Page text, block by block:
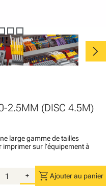
chevron_right
2.5MM (DISC 4.5M)
large gamme de tailles
sur l’équipement à
+ shopping_cart Ajouter au panier